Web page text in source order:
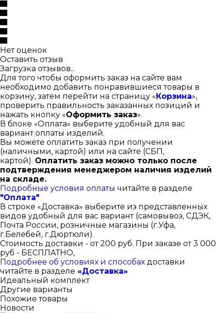
Нет оценок
Оставить отзыв
Загрузка отзывов...
Для того чтобы оформить заказ на сайте вам
необходимо добавить понравившиеся товары в
корзину, затем перейти на страницу «Корзина»,
проверить правильность заказанных позиций и
нажать кнопку «Оформить заказ».
В блоке «Оплата» выберите удобный для вас
вариант оплаты изделий.
Вы можете оплатить заказ при получении
(наличными, картой) или на сайте (СБП,
картой). Оплатить заказ можно только после
подтверждения менеджером наличия изделий
на складе.
Подробные условия оплаты читайте в разделе
"Оплата"
В строке «Доставка» выберите из представленных
видов удобный для вас вариант (самовывоз, СДЭК,
Почта России, розничные магазины (г.Уфа,
г.Белебей, г.Дюртюли).
Стоимость доставки - от 200 руб. При заказе от 3 000
руб - БЕСПЛАТНО,
Подробнее об условиях и способах доставки
читайте в разделе «Доставка»
Идеальный комплект
Другие варианты
Похожие товары
Новости